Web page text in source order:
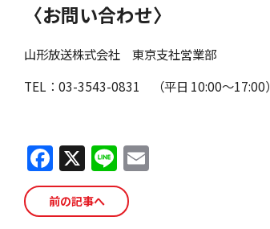
〈お問い合わせ〉
山形放送株式会社 東京支社営業部
TEL：03-3543-0831 （平日 10:00～17:00）
F
a
c
X Li
n
e
前の記事へ